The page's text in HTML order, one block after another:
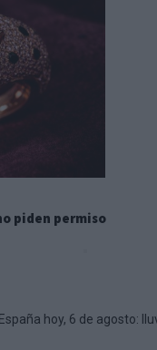
piden permiso
hoy, 6 de agosto: